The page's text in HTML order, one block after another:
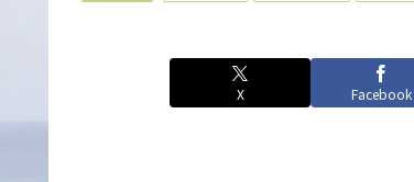
X Facebook